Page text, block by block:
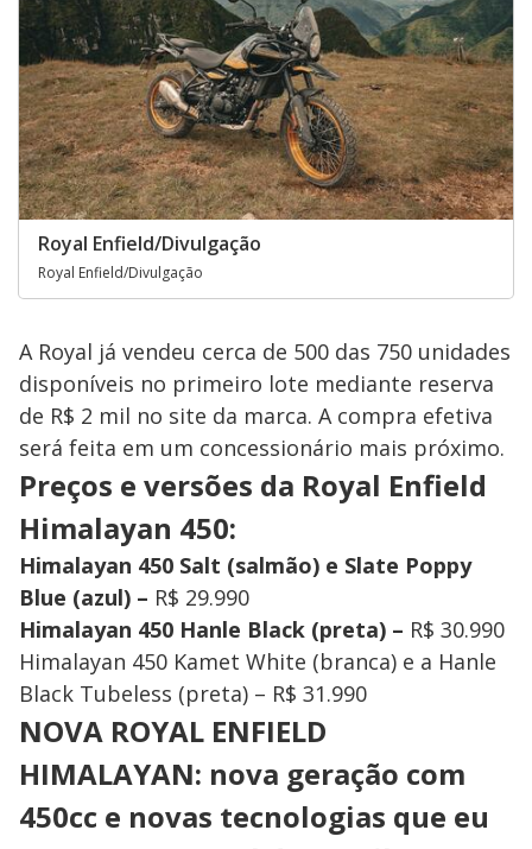
Royal Enfield/Divulgação
Royal Enfield/Divulgação
A Royal já vendeu cerca de 500 das 750 unidades
disponíveis no primeiro lote mediante reserva
de R$ 2 mil no site da marca. A compra efetiva
será feita em um concessionário mais próximo.
Preços e versões da Royal Enfield
Himalayan 450:
Himalayan 450 Salt (salmão) e Slate Poppy
Blue (azul) – R$ 29.990
Himalayan 450 Hanle Black (preta) – R$ 30.990
Himalayan 450 Kamet White (branca) e a Hanle
Black Tubeless (preta) – R$ 31.990
NOVA ROYAL ENFIELD
HIMALAYAN: nova geração com
450cc e novas tecnologias que eu